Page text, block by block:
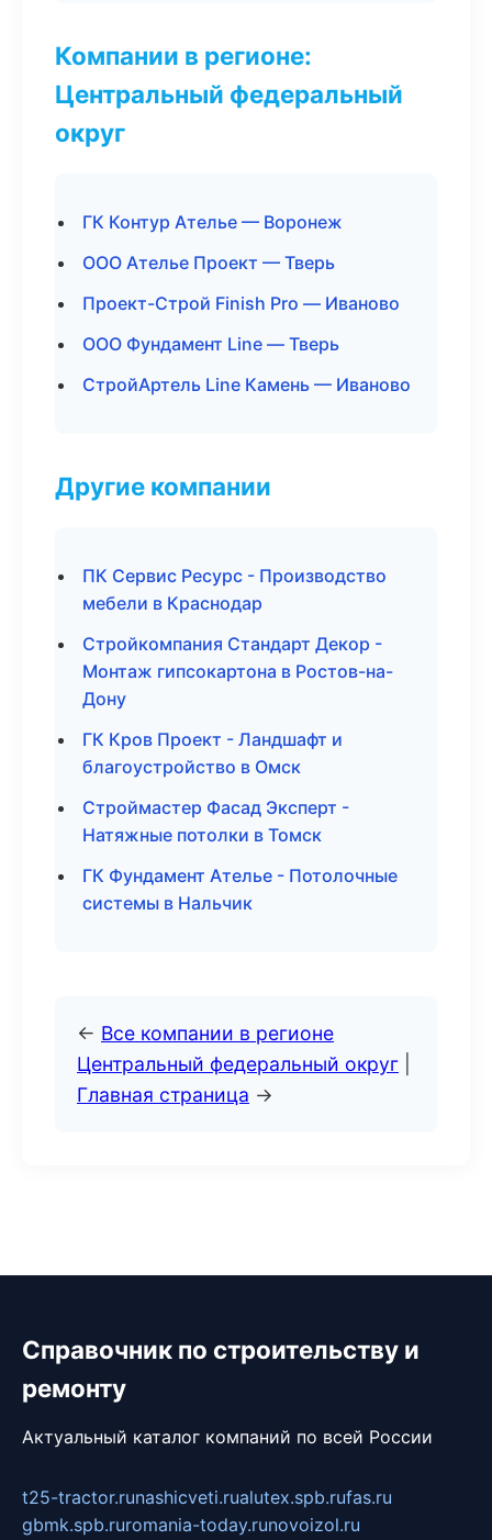
Компании в регионе:
Центральный федеральный
округ
ГК Контур Ателье — Воронеж
ООО Ателье Проект — Тверь
Проект-Строй Finish Pro — Иваново
ООО Фундамент Line — Тверь
СтройАртель Line Камень — Иваново
Другие компании
ПК Сервис Ресурс - Производство
мебели в Краснодар
Стройкомпания Стандарт Декор -
Монтаж гипсокартона в Ростов-на-
Дону
ГК Кров Проект - Ландшафт и
благоустройство в Омск
Строймастер Фасад Эксперт -
Натяжные потолки в Томск
ГК Фундамент Ателье - Потолочные
системы в Нальчик
← Все компании в регионе
Центральный федеральный округ
Главная страница →
Справочник по строительству и
ремонту
Актуальный каталог компаний по всей России
t25-tractor.runashicveti.rualutex.spb.rufas.ru
gbmk.spb.ruromania-today.runovoizol.ru